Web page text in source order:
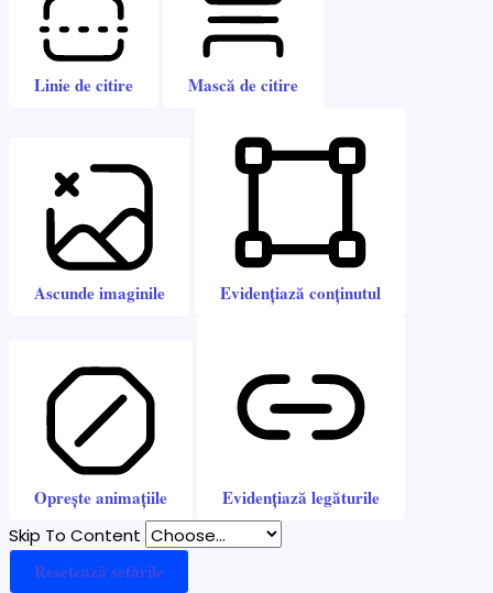
Linie de citire Mască de citire
Ascunde imaginile Evidențiază conținutul
Oprește animațiile Evidențiază legăturile
Skip To Content
Resetează setările